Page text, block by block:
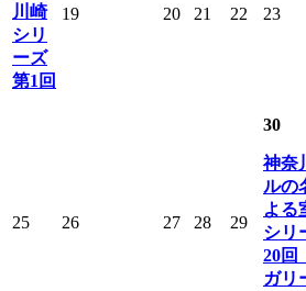
川崎
シリ
ーズ
第1回
19 20 21 22 23
25 26 27 28 29
30
神奈
ルの
よる
シリ
20回
ガリ